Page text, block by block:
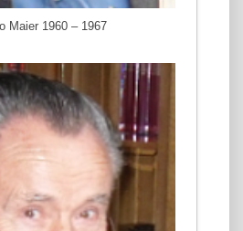
Maier 1960 – 1967